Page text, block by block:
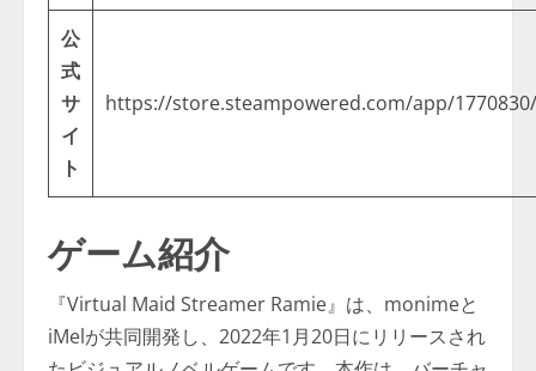
公
式
サ
イ
ト
https://store.steampowered.com/app/
ゲーム紹介
『Virtual Maid Streamer Ramie』は、monimeと
iMelが共同開発し、2022年1月20日にリリースされ